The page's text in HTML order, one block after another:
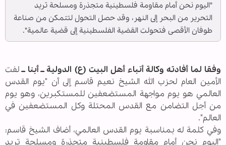
"اليوم نحن أمام مقاومة فلسطينية متجذرة ومسلحة تريد
التحرير من البحر إلى النهر، وقد حصل التحول لتتمكن من صناعة
طوفان الأقصى فتحولت القضية الفلسطينية إلى قضية عالمية".
وفقا لما أفادته وكالة أنباء أهل البيت (ع) الدولية ــ أبنا ــلفت
الأمين العام لحزب الله الشيخ نعيم قاسم إلى أن "يوم القدس
العالمي هو يوم مواجهة المستضعفين للمستكبرين، وهو يوم
من أجل التضامن مع القدس المحتلة وكل المستضعفين في
العالم".
وفي كلمة له بمناسبة يوم القدس العالمي، أضاف الشيخ قاسم:
"اليوم نحن أمام مقاومة فلسطينية متجذرة ومسلحة تريد